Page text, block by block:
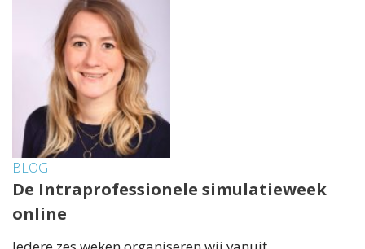
BLOG
De Intraprofessionele simulatieweek
online